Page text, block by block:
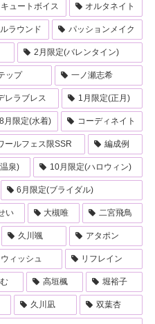
キュートボイス オルタネイト
ラウンド パッションメイク
2月限定(バレンタイン)
ップ 一ノ瀬志希
レラブレス 1月限定(正月)
8月限定(水着) コーディネイト
ールフェス限SSR 編成例
泉) 10月限定(ハロウィン)
6月限定(ブライダル)
い 大槻唯 二宮飛鳥
久川颯 アタポン
ィッシュ リフレイン
高垣楓 堀裕子
久川凪 双葉杏